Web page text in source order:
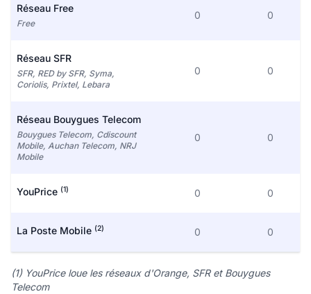
Réseau Free
Free
0 0
Réseau SFR
SFR, RED by SFR, Syma,
Coriolis, Prixtel, Lebara
0 0
Réseau Bouygues Telecom
Bouygues Telecom, Cdiscount
Mobile, Auchan Telecom, NRJ
Mobile
0 0
YouPrice (1) 0 0
La Poste Mobile (2) 0 0
(1) YouPrice loue les réseaux d'Orange, SFR et Bouygues
Telecom